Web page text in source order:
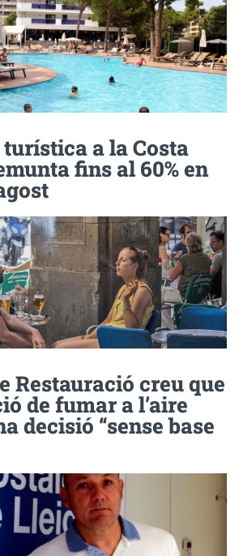
turística a la Costa
fins al 60% en
Restauració creu que
de fumar a l’aire
decisió “sense base